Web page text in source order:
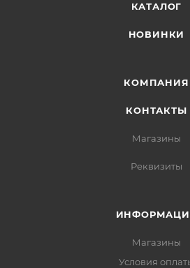
КАТАЛОГ
НОВИНКИ
КОМПАНИЯ
КОНТАКТЫ
Магазины
Реквизиты
Магазины
Условия